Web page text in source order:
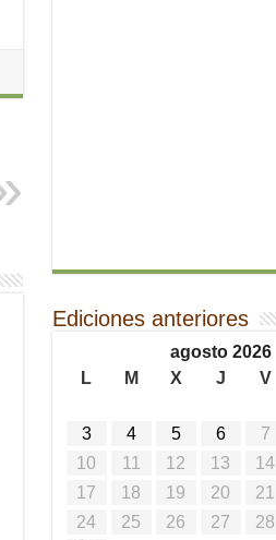
Ediciones anteriores
agosto 2026
L
M X J V
3
4 5 6 7
10
11 12 13 14
17
18 19 20 21
24
25 26 27 28